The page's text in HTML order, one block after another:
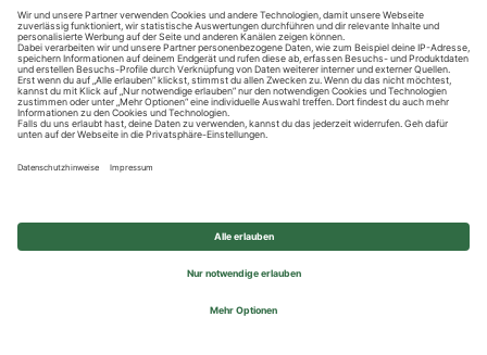
Datenschutzhinweise
Impressum
Privatsphäre-Einstellungen
© 2026 REWE Group - All rights reserved